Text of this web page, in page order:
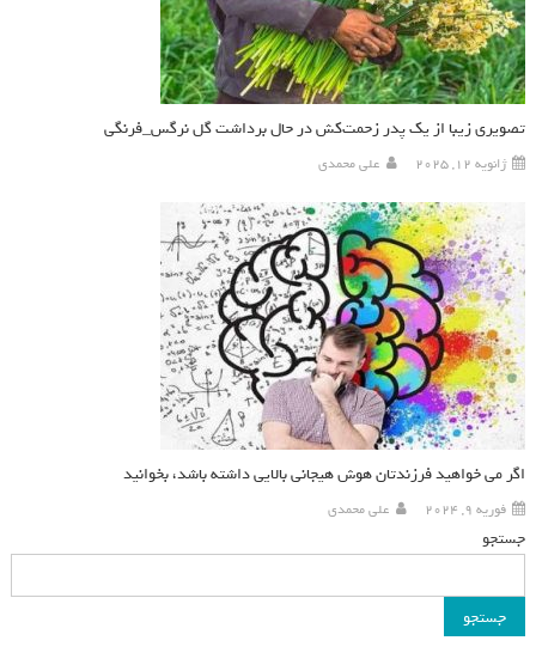
تصویری زیبا از یک پدر زحمت‌کش در حال برداشت گل نرگس_فرنگی
ژانویه 12, 2025 علی محمدی
اگر می خواهید فرزندتان هوش هیجانی بالایی داشته باشد، بخوانید
فوریه 9, 2024 علی محمدی
جستجو
جستجو